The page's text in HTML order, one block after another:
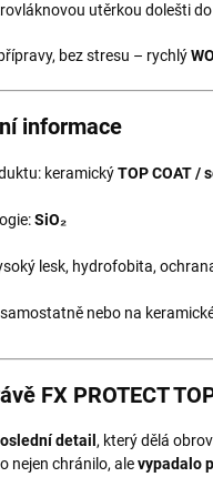
utěrkou dolešti
bez stresu – rychlý
informace
keramickýTOP COAT /
SiO₂
lesk, hydrofobita,
nebo na
FX PROTECT
detail , který dělá
nejen chránilo, alevypadalo